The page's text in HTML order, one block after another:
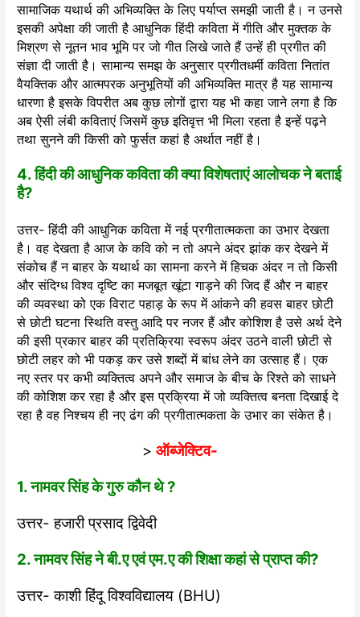
सामाजिक यथार्थ की अभिव्यक्ति के लिए पर्याप्त समझी जाती है। न उनसे
इसकी अपेक्षा की जाती है आधुनिक हिंदी कविता में गीति और मुक्तक के
मिश्रण से नूतन भाव भूमि पर जो गीत लिखे जाते हैं उन्हें ही प्रगीत की
संज्ञा दी जाती है। सामान्य समझ के अनुसार प्रगीतधर्मी कविता नितांत
वैयक्तिक और आत्मपरक अनुभूतियों की अभिव्यक्ति मात्र है यह सामान्य
धारणा है इसके विपरीत अब कुछ लोगों द्वारा यह भी कहा जाने लगा है कि
अब ऐसी लंबी कविताएं जिसमें कुछ इतिवृत्त भी मिला रहता है इन्हें पढ़ने
तथा सुनने की किसी को फुर्सत कहां है अर्थात नहीं है।
4. हिंदी की आधुनिक कविता की क्या विशेषताएं आलोचक ने बताई
है?
उत्तर- हिंदी की आधुनिक कविता में नई प्रगीतात्मकता का उभार देखता
है। वह देखता है आज के कवि को न तो अपने अंदर झांक कर देखने में
संकोच हैं न बाहर के यथार्थ का सामना करने में हिचक अंदर न तो किसी
और संदिग्ध विश्व दृष्टि का मजबूत खूंटा गाड़ने की जिद हैं और न बाहर
की व्यवस्था को एक विराट पहाड़ के रूप में आंकने की हवस बाहर छोटी
से छोटी घटना स्थिति वस्तु आदि पर नजर हैं और कोशिश है उसे अर्थ देने
की इसी प्रकार बाहर की प्रतिक्रिया स्वरूप अंदर उठने वाली छोटी से
छोटी लहर को भी पकड़ कर उसे शब्दों में बांध लेने का उत्साह हैं। एक
नए स्तर पर कभी व्यक्तित्व अपने और समाज के बीच के रिश्ते को साधने
की कोशिश कर रहा है और इस प्रक्रिया में जो व्यक्तित्व बनता दिखाई दे
रहा है वह निश्चय ही नए ढंग की प्रगीतात्मकता के उभार का संकेत है।
> ऑब्जेक्टिव-
1. नामवर सिंह के गुरु कौन थे ?
उत्तर- हजारी प्रसाद द्विवेदी
2. नामवर सिंह ने बी.ए एवं एम.ए की शिक्षा कहां से प्राप्त की?
उत्तर- काशी हिंदू विश्वविद्यालय (BHU)